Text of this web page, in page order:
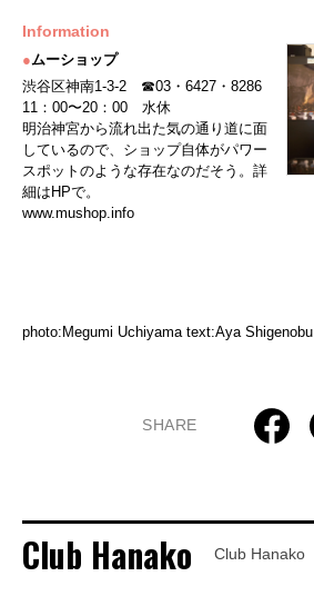
Information
●ムーショップ
渋谷区神南1-3-2 ☎03・6427・8286
11：00〜20：00 水休
明治神宮から流れ出た気の通り道に面
しているので、ショップ自体がパワー
スポットのような存在なのだそう。詳
細はHPで。
www.mushop.info
photo:Megumi Uchiyama text:Aya Shigenobu
SHARE
Club Hanako Club Hanako